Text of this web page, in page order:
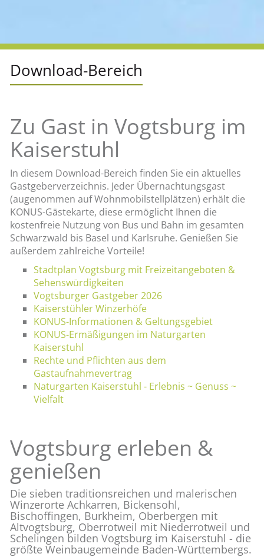
Down­load-Be­reich
Zu Gast in Vogtsburg im
Kaiserstuhl
In diesem Download-Bereich finden Sie ein aktuelles
Gastgeberverzeichnis. Jeder Übernachtungsgast
(augenommen auf Wohnmobilstellplätzen) erhält die
KONUS-Gästekarte, diese ermöglicht Ihnen die
kostenfreie Nutzung von Bus und Bahn im gesamten
Schwarzwald bis Basel und Karlsruhe. Genießen Sie
außerdem zahlreiche Vorteile!
Stadtplan Vogtsburg mit Freizeitangeboten &
Sehenswürdigkeiten
Vogtsburger Gastgeber 2026
Kaiserstühler Winzerhöfe
KONUS-Informationen & Geltungsgebiet
KONUS-Ermäßigungen im Naturgarten
Kaiserstuhl
Rechte und Pflichten aus dem
Gastaufnahmevertrag
Naturgarten Kaiserstuhl - Erlebnis ~ Genuss ~
Vielfalt
Vogtsburg erleben &
genießen
Die sieben traditionsreichen und malerischen
Winzerorte Achkarren, Bickensohl,
Bischoffingen, Burkheim, Oberbergen mit
Altvogtsburg, Oberrotweil mit Niederrotweil und
Schelingen bilden Vogtsburg im Kaiserstuhl - die
größte Weinbaugemeinde Baden-Württembergs.